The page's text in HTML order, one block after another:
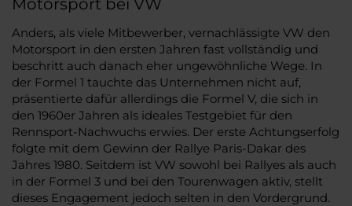
Anders, als viele Mitbewerber, vernachlässigte VW den
Motorsport in den ersten Jahren fast vollständig und
beschritt auch danach eher ungewöhnliche Wege. In
der Formel 1 tauchte das Unternehmen nicht auf,
präsentierte dafür allerdings die Formel V, die sich in
den 1960er Jahren als ideales Testgebiet für den
Rennsport-Nachwuchs erwies. Der erste Achtungserfolg
folgte mit dem Gewinn der Rallye Paris-Dakar des
Jahres 1980. Seitdem ist VW sowohl bei Rallyes als auch
in der Formel 3 und bei den Tourenwagen aktiv, stellt
dieses Engagement jedoch selten in den Vordergrund.